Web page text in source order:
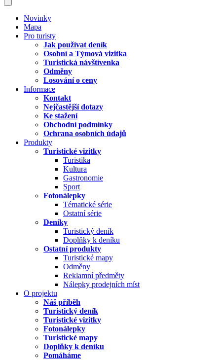
Novinky
Mapa
Pro turisty
Jak používat deník
Osobní a Týmová vizitka
Turistická návštívenka
Odměny
Losování o ceny
Informace
Kontakt
Nejčastější dotazy
Ke stažení
Obchodní podmínky
Ochrana osobních údajů
Produkty
Turistické vizitky
Turistika
Kultura
Gastronomie
Sport
Fotonálepky
Tématické série
Ostatní série
Deníky
Turistický deník
Doplňky k deníku
Ostatní produkty
Turistické mapy
Odměny
Reklamní předměty
Nálepky prodejních míst
O projektu
Náš příběh
Turistický deník
Turistické vizitky
Fotonálepky
Turistické mapy
Doplňky k deníku
Pomáháme